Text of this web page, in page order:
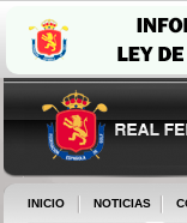
INICIO NOTICIAS